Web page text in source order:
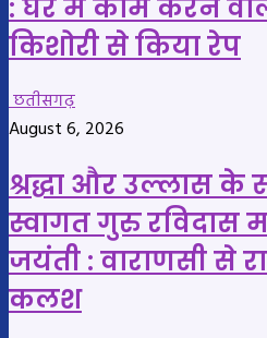
: घर में काम करने
किशोरी से किया रेप
छतीसगढ़
August 6, 2026
श्रद्धा और उल्लास के
स्वागत गुरु रविदास
जयंती : वाराणसी से
कलश